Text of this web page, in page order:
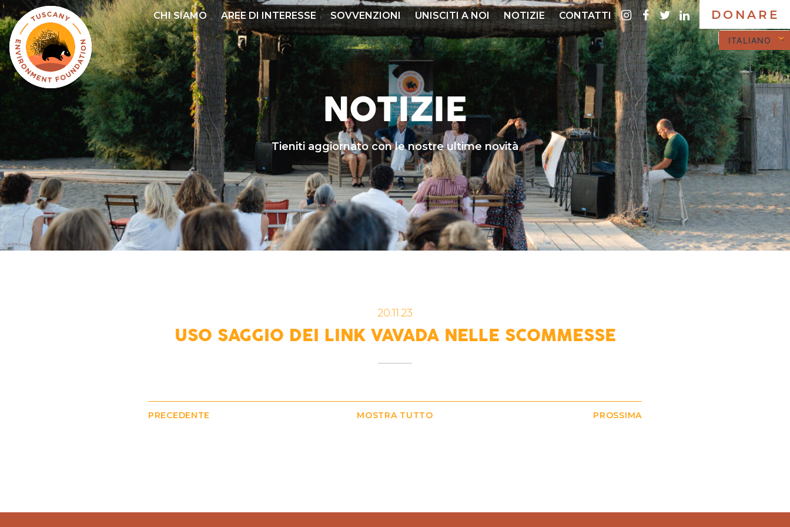
Salta
al
contenuto
principale
DONARE
ITALIANO
CHI SIAMO AREE DI INTERESSE SOVVENZIONI UNISCITI A NOI NOTIZIE CONTATTI instagram
Facebook
twitter
LinkedIn
NOTIZIE
Tieniti aggiornato con le nostre ultime novità
USO SAGGIO DEI LINK VAVADA NELLE SCOMMESSE
20.11.23
PRECEDENTE MOSTRA TUTTO PROSSIMA